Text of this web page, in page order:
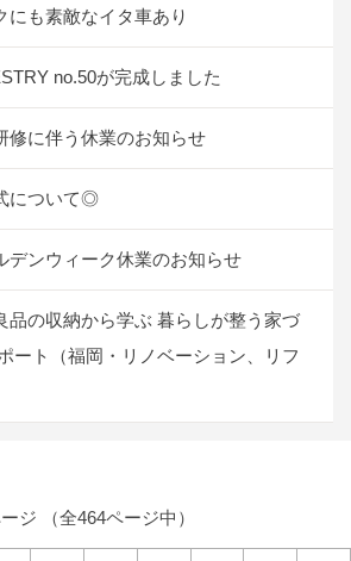
にも素敵なイタ車あり
no.50が完成しました
修に伴う休業のお知らせ
について◎
デンウィーク休業のお知らせ
品の収納から学ぶ 暮らしが整う家づ
ート（福岡・リノベーション、リフ
ジ （全464ページ中）